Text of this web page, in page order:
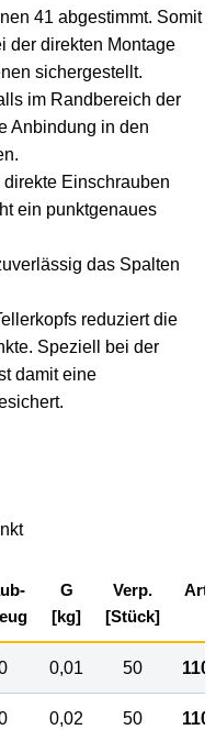
41 abgestimmt. Somit
der direkten Montage
sichergestellt.
im Randbereich der
Anbindung in den
Einschrauben
ein punktgenaues
das Spalten
reduziert die
Speziell bei der
damit eine
G
[kg]
Verp.
[Stück]
0,01 50
0,02 50